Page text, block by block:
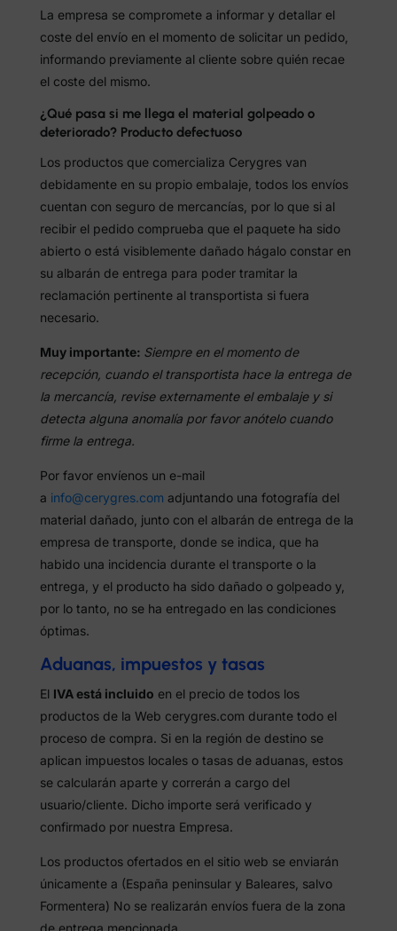
La empresa se compromete a informar y detallar el
coste del envío en el momento de solicitar un pedido,
informando previamente al cliente sobre quién recae
el coste del mismo.
¿Qué pasa si me llega el material golpeado o
deteriorado? Producto defectuoso
Los productos que comercializa Cerygres van
debidamente en su propio embalaje, todos los envíos
cuentan con seguro de mercancías, por lo que si al
recibir el pedido comprueba que el paquete ha sido
abierto o está visiblemente dañado hágalo constar en
su albarán de entrega para poder tramitar la
reclamación pertinente al transportista si fuera
necesario.
Muy importante: Siempre en el momento de
recepción, cuando el transportista hace la entrega de
la mercancía, revise externamente el embalaje y si
detecta alguna anomalía por favor anótelo cuando
firme la entrega.
Por favor envíenos un e-mail
a info@cerygres.com adjuntando una fotografía del
material dañado, junto con el albarán de entrega de la
empresa de transporte, donde se indica, que ha
habido una incidencia durante el transporte o la
entrega, y el producto ha sido dañado o golpeado y,
por lo tanto, no se ha entregado en las condiciones
óptimas.
Aduanas, impuestos y tasas
El IVA está incluido en el precio de todos los
productos de la Web cerygres.com durante todo el
proceso de compra. Si en la región de destino se
aplican impuestos locales o tasas de aduanas, estos
se calcularán aparte y correrán a cargo del
usuario/cliente. Dicho importe será verificado y
confirmado por nuestra Empresa.
Los productos ofertados en el sitio web se enviarán
únicamente a (España peninsular y Baleares, salvo
Formentera) No se realizarán envíos fuera de la zona
de entrega mencionada.